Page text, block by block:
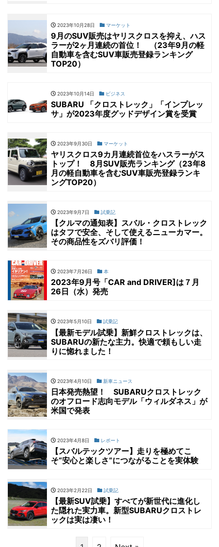
2023年10月28日 マーケット
9月のSUV販売はヤリスクロスを抑え、ハス
ラーが2ヶ月連続の首位！ （23年9月の軽
自動車を含むSUV車販売登録ランキング
TOP20）
2023年10月14日 ビジネス
SUBARU 「クロストレック」「インプレッ
サ」が2023年度グッドデザイン賞を受賞
2023年9月30日 マーケット
ヤリスクロス9カ月連続首位をハスラーがス
トップ！ 8月SUV販売ランキング（23年8
月の軽自動車を含むSUV車販売登録ランキ
ングTOP20）
2023年9月7日 試乗記
【クルマの通知表】スバル・クロストレック
はタフで安全、そして使えるニューカマー。
その商品性をズバリ評価！
2023年7月26日 本
2023年9月号「CAR and DRIVER]は７月
26日（水）発売
2023年5月10日 試乗記
【最新モデル試乗】新鮮クロストレックは、
SUBARUの新たな主力。快適で頼もしい走
りに惚れました！
2023年4月10日 新車ニュース
日本発売熱望！ SUBARUクロストレック
のオフロード志向モデル「ウィルダネス」が
米国で発表
2023年4月8日 レポート
【スバルテックツアー】走りを極めてこ
そ“安心と楽しさ”につながることを実体験
2023年2月22日 試乗記
【最新SUV試乗】すべてが新世代に進化し
た隠れた実力車。新型SUBARUクロストレ
ックは実は凄い！